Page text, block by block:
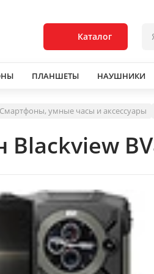
Каталог
ПЛАНШЕТЫ НАУШНИКИ
Смартфоны, умные часы и аксессуары